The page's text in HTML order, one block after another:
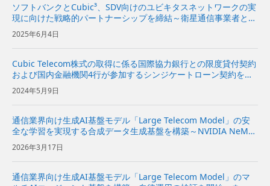
ソフトバンクとCubic³、SDV向けのユビキタスネットワークの実
現に向けた戦略的パートナーシップを締結～衛星通信事業者と連
携してコネクテッドカー向けソリューションの商用化を目指す～
2025年6月4日
Cubic Telecom株式の取得に係る国際協力銀行との限度貸付契約
および国内金融機関4行が参加するシンジケートローン契約を締
結
2024年5月9日
通信業界向け生成AI基盤モデル「Large Telecom Model」の安
全な学習を実現する合成データ生成基盤を構築～NVIDIA NeMo
Safe Synthesizerを活用して、データ品質の保持と情報保護を両
立～ | 企業・IR ...
2026年3月17日
通信業界向け生成AI基盤モデル「Large Telecom Model」のマ